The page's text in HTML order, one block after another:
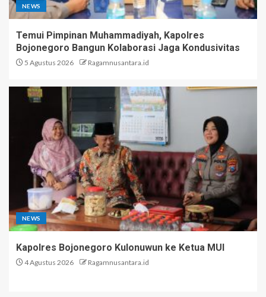
NEWS
Temui Pimpinan Muhammadiyah, Kapolres
Bojonegoro Bangun Kolaborasi Jaga Kondusivitas
5 Agustus 2026 Ragamnusantara.id
NEWS
Kapolres Bojonegoro Kulonuwun ke Ketua MUI
4 Agustus 2026 Ragamnusantara.id